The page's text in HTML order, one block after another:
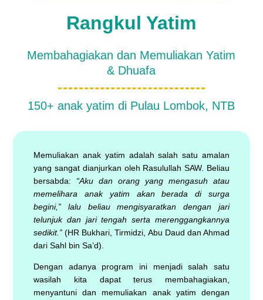
Rangkul Yatim
Membahagiakan dan Memuliakan Yatim
& Dhuafa
150+ anak yatim di Pulau Lombok, NTB
Memuliakan anak yatim adalah salah satu amalan
yang sangat dianjurkan oleh Rasulullah SAW. Beliau
bersabda: “Aku dan orang yang mengasuh atau
memelihara anak yatim akan berada di surga
begini,” lalu beliau mengisyaratkan dengan jari
telunjuk dan jari tengah serta merenggangkannya
sedikit.” (HR Bukhari, Tirmidzi, Abu Daud dan Ahmad
dari Sahl bin Sa’d).
Dengan adanya program ini menjadi salah satu
wasilah kita dapat terus membahagiakan,
menyantuni dan memuliakan anak yatim dengan